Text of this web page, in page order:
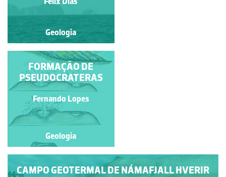
Geologia
Geologia
ALINHAMENTOS DE
CONES VULCÂNICOS
NA ILHA DE HEIMAEY
(ARQUIPÉLAGO DE
VESTMANNAEYJA)
Fernando Lopes
Geologia
FORMAÇÃO DE
PSEUDOCRATERAS
Fernando Lopes
Geologia
CAMPO GEOTERMAL DE NÁMAFJALL HVERIR